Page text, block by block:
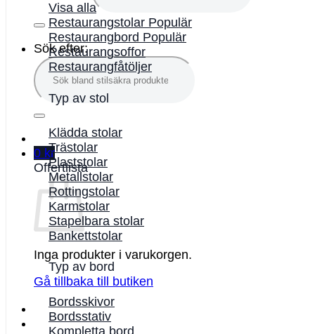
Sök efter:
0 kr
Offertlista
Inga produkter i varukorgen.
Gå tillbaka till butiken
Visa alla
Restaurangstolar
Restaurangbord
Restaurangsoffor
Restaurangfåtöljer
Typ av stol
Klädda stolar
Trästolar
Plaststolar
Metallstolar
Rottingstolar
Karmstolar
Stapelbara stolar
Bankettstolar
Typ av bord
Bordsskivor
Bordsstativ
Kompletta bord